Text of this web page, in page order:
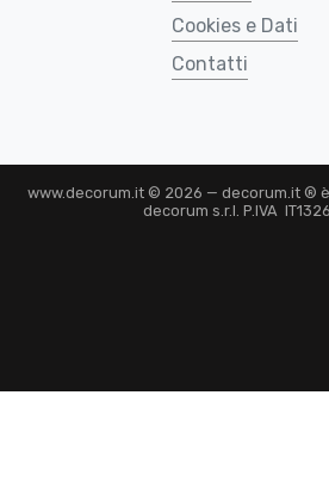
Cookies e Dati
Contatti
www.decorum.it © 2026 — decorum.it ®
decorum s.r.l. P.IVA